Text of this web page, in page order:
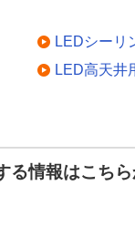
LEDシーリ
LED高天井
る情報はこちら